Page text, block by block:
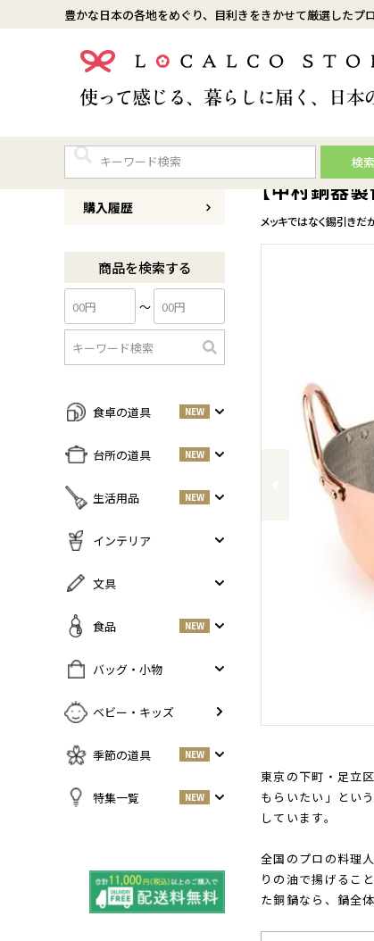
豊かな日本の各地をめぐり、目利きをきかせて厳選したプ
検索
購入履歴
商品を検索する
〜
検
食卓の道具 NEW
すべての商品をみる
丼・小鉢
グラス・タンブラー
NEW
トレイ・コースター・鍋しき
お弁当グッズ
ポット・鉄瓶
台所の道具 NEW
すべての商品をみる
鍋・フライパン
NEW
調理器具
保存容器
その他キッチンツール
生活用品 NEW
すべての商品をみる
美容ケア
NEW
インテリア
すべての商品をみる
香・ろうそく
文具
すべての商品をみる
PCアクセサリー
食品 NEW
すべての商品を見る
コーヒー NEW
NEW
バッグ・小物
すべての商品をみる
名刺入れ・カードケース
ベビー・キッズ
季節の道具 NEW
すべての商品をみる
秋
特集一覧 NEW
よくある質問〈ほうき
全般〉
NEW
Previous
メッキではなく錫引き
【中村銅器
東京の下町・足立
もらいたい」とい
しています。
全国のプロの料理
りの油で揚げるこ
た銅鍋なら、鍋全